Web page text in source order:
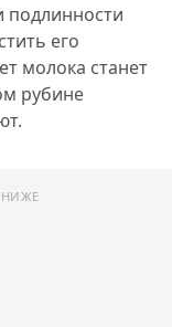
подлинности
его
молока станет
рубине